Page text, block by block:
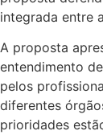
integrada entre
A proposta
entendimento
pelos
diferentes
prioridades